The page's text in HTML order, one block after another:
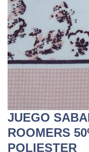
JUEGO
ROOMERS
POLIESTER